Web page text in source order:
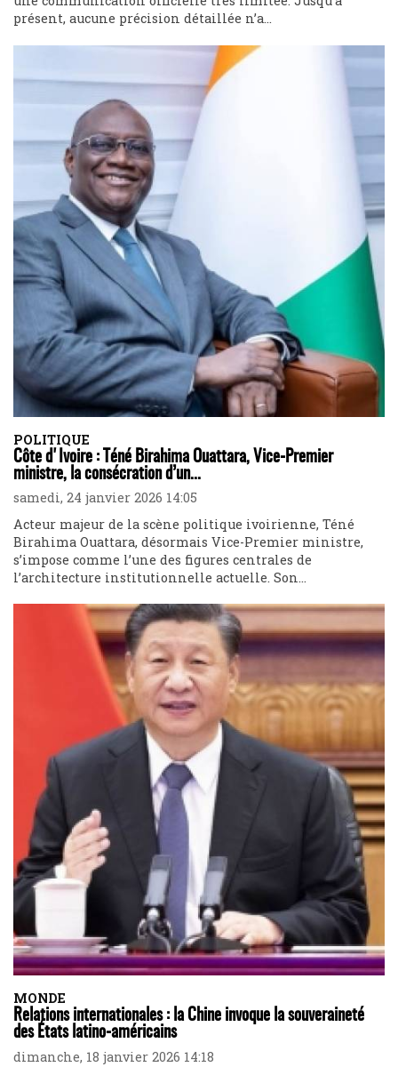
présent, aucune précision détaillée n’a...
POLITIQUE
Côte d'Ivoire : Téné Birahima Ouattara, Vice-Premier
ministre, la consécration d’un...
samedi, 24 janvier 2026 14:05
Acteur majeur de la scène politique ivoirienne, Téné
Birahima Ouattara, désormais Vice-Premier ministre,
s’impose comme l’une des figures centrales de
l’architecture institutionnelle actuelle. Son...
MONDE
Relations internationales : la Chine invoque la souveraineté
des États latino-américains
dimanche, 18 janvier 2026 14:18